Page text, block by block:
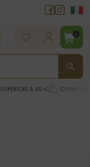
0
A 49 €